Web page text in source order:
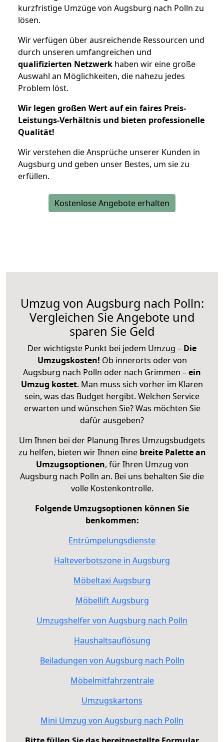
kurzfristige Umzüge von Augsburg nach Polln zu
lösen.
Wir verfügen über ausreichende Ressourcen und
durch unseren umfangreichen und
qualifizierten Netzwerk haben wir eine große
Auswahl an Möglichkeiten, die nahezu jedes
Problem löst.
Wir legen großen Wert auf ein faires Preis-
Leistungs-Verhältnis und bieten professionelle
Qualität!
Wir verstehen die Ansprüche unserer Kunden in
Augsburg und geben unser Bestes, um sie zu
erfüllen.
Kostenlose Angebote erhalten
Umzug von Augsburg nach Polln:
Vergleichen Sie Angebote und
sparen Sie Geld
Der wichtigste Punkt bei jedem Umzug – Die
Umzugskosten! Ob innerorts oder von
Augsburg nach Polln oder nach Grimmen –ein
Umzug kostet. Man muss sich vorher im Klaren
sein, was das Budget hergibt. Welchen Service
erwarten und wünschen Sie? Was möchten Sie
dafür ausgeben?
Um Ihnen bei der Planung Ihres Umzugsbudgets
zu helfen, bieten wir Ihnen eine breite Palette an
Umzugsoptionen, für Ihren Umzug von
Augsburg nach Polln an. Bei uns behalten Sie die
volle Kostenkontrolle.
Folgende Umzugsoptionen können Sie
benkommen:
Entrümpelungsdienste
Halteverbotszone in Augsburg
Möbeltaxi Augsburg
Möbellift Augsburg
Umzugshelfer von Augsburg nach Polln
Haushaltsauflösung
Beiladungen von Augsburg nach Polln
Möbelmitfahrzentrale
Umzugskartons
Mini Umzug von Augsburg nach Polln